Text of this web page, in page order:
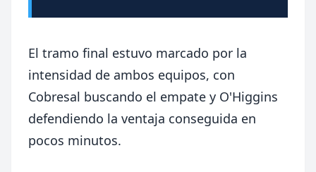
El tramo final estuvo marcado por la
intensidad de ambos equipos, con
Cobresal buscando el empate y O'Higgins
defendiendo la ventaja conseguida en
pocos minutos.